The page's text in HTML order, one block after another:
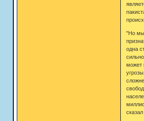
"Но мы
одна
может